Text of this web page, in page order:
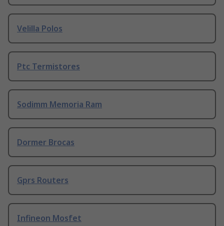
Velilla Polos
Ptc Termistores
Sodimm Memoria Ram
Dormer Brocas
Gprs Routers
Infineon Mosfet